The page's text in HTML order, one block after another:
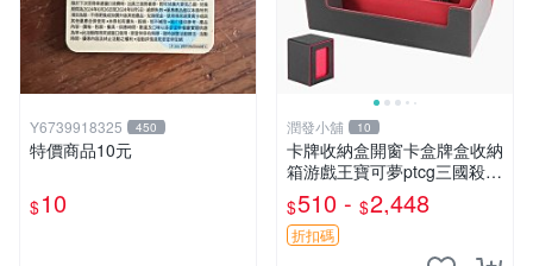
Y6739918325 450
特價商品10元
$10
潤發小舖 10
卡牌收納盒開窗卡盒牌盒收納
箱游戲王寶可夢ptcg三國殺海
賊王dtcg
$510 - $2,448
折扣碼